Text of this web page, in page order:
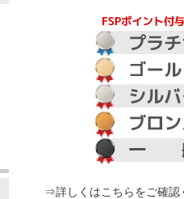
⇒詳しくはこちらをご確認